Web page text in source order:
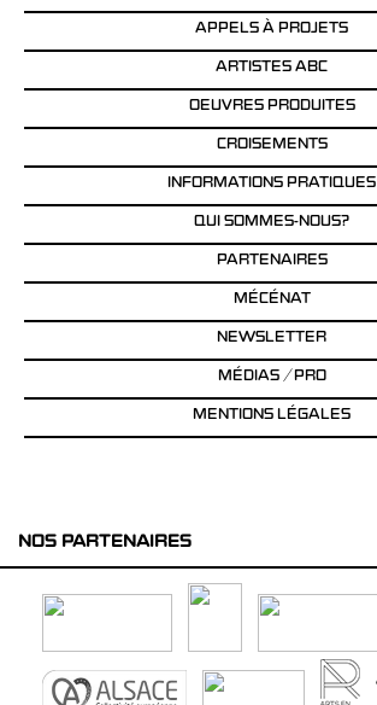
APPELS À PROJETS
ARTISTES ABC
OEUVRES PRODUITES
CROISEMENTS
INFORMATIONS PRATIQUES
QUI SOMMES-NOUS?
PARTENAIRES
MÉCÉNAT
NEWSLETTER
MÉDIAS / PRO
MENTIONS LÉGALES
NOS PARTENAIRES